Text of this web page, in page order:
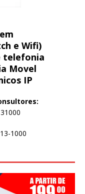
e Wifi)
telefonia
Movel
IP
1000